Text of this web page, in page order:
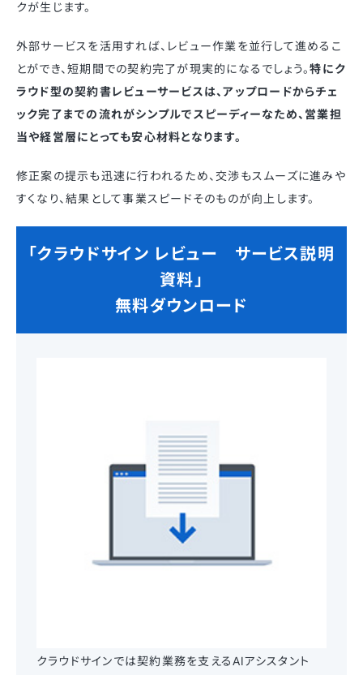
クが生じます。
外部サービスを活用すれば、レビュー作業を並行して進めるこ
とができ、短期間での契約完了が現実的になるでしょう。特にク
ラウド型の契約書レビューサービスは、アップロードからチェ
ック完了までの流れがシンプルでスピーディーなため、営業担
当や経営層にとっても安心材料となります。
修正案の提示も迅速に行われるため、交渉もスムーズに進みや
すくなり、結果として事業スピードそのものが向上します。
「クラウドサイン レビュー サービス説明
資料」
無料ダウンロード
クラウドサインでは契約業務を支えるAIアシスタント